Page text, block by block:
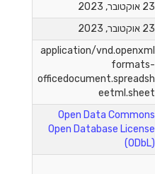
23 אוקטובר, 2023
23 אוקטובר, 2023
application/vnd.openxml
formats-
officedocument.spreadsh
eetml.sheet
Open Data Commons
Open Database License
(ODbL)